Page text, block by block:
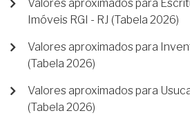
Valores aproximados para
Imóveis RGI - RJ (Tabela 2026)
Valores aproximados para
(Tabela 2026)
Valores aproximados para
(Tabela 2026)